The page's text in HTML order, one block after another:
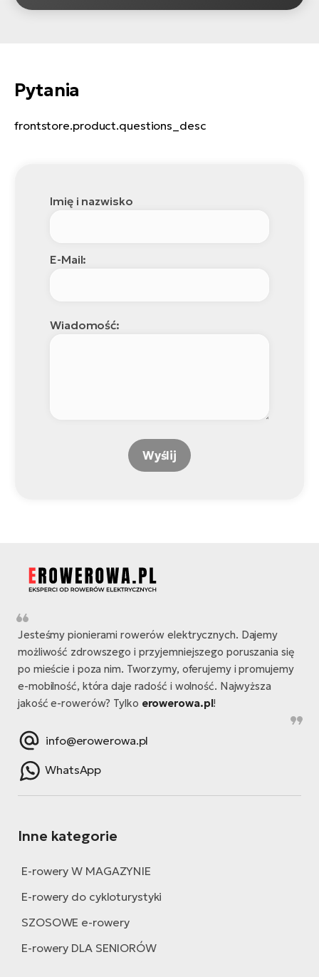
Pytania
frontstore.product.questions_desc
Imię i nazwisko
E-Mail:
Wiadomość:
Wyślij
Jesteśmy pionierami rowerów elektrycznych. Dajemy
możliwość zdrowszego i przyjemniejszego poruszania się
po mieście i poza nim. Tworzymy, oferujemy i promujemy
e-mobilność, która daje radość i wolność. Najwyższa
jakość e-rowerów? Tylko erowerowa.pl!
info@erowerowa.pl
WhatsApp
Inne kategorie
E-rowery W MAGAZYNIE
E-rowery do cykloturystyki
SZOSOWE e-rowery
E-rowery DLA SENIORÓW